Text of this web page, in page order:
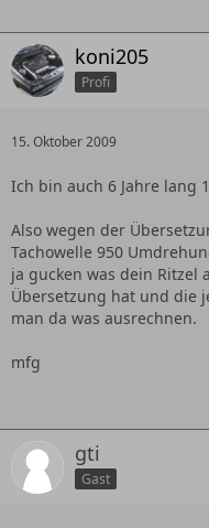
koni205
Profi
15. Oktober 2009
Ich bin auch 6 Jahre lang
Also wegen der
Tachowelle 950
ja gucken was dein Ritzel
Übersetzung hat und die
man da was ausrechnen.
mfg
gti
Gast